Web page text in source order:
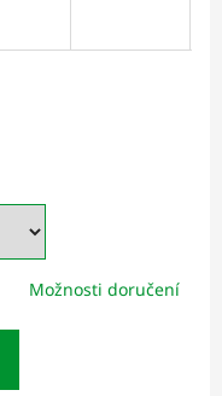
Možnosti doručení